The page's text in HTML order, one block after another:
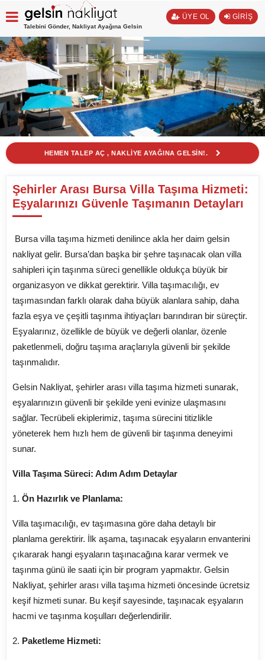
Talebini Gönder, Nakliyat Ayağına Gelsin
ÜYE OL GİRİŞ
HEMEN TALEP AÇ , NAKLİYE AYAĞINA GELSİN!.
Şehirler Arası Bursa Villa Taşıma Hizmeti:
Eşyalarınızı Güvenle Taşımanın Detayları
Bursa villa taşıma hizmeti denilince akla her daim gelsin
nakliyat gelir. Bursa’dan başka bir şehre taşınacak olan villa
sahipleri için taşınma süreci genellikle oldukça büyük bir
organizasyon ve dikkat gerektirir. Villa taşımacılığı, ev
taşımasından farklı olarak daha büyük alanlara sahip, daha
fazla eşya ve çeşitli taşınma ihtiyaçları barındıran bir süreçtir.
Eşyalarınız, özellikle de büyük ve değerli olanlar, özenle
paketlenmeli, doğru taşıma araçlarıyla güvenli bir şekilde
taşınmalıdır.
Gelsin Nakliyat, şehirler arası villa taşıma hizmeti sunarak,
eşyalarınızın güvenli bir şekilde yeni evinize ulaşmasını
sağlar. Tecrübeli ekiplerimiz, taşıma sürecini titizlikle
yöneterek hem hızlı hem de güvenli bir taşınma deneyimi
sunar.
Villa Taşıma Süreci: Adım Adım Detaylar
1. Ön Hazırlık ve Planlama:
Villa taşımacılığı, ev taşımasına göre daha detaylı bir
planlama gerektirir. İlk aşama, taşınacak eşyaların envanterini
çıkararak hangi eşyaların taşınacağına karar vermek ve
taşınma günü ile saati için bir program yapmaktır. Gelsin
Nakliyat, şehirler arası villa taşıma hizmeti öncesinde ücretsiz
keşif hizmeti sunar. Bu keşif sayesinde, taşınacak eşyaların
hacmi ve taşınma koşulları değerlendirilir.
2. Paketleme Hizmeti: